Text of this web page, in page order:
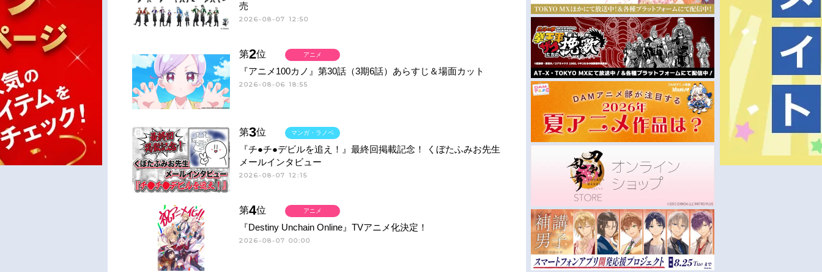
売
2026-08-07 12:50
第2位
『アニメ100カノ』第30話（3期6話）あらすじ＆場面カット
2026-08-06 18:55
アニメ
第3位
『チ●チ●デビルを追え！』最終回掲載記念！ くぼたふみお先生
メールインタビュー
2026-08-07 12:15
マンガ・ラノベ
第4位
『Destiny Unchain Online』TVアニメ化決定！
2026-08-07 00:00
アニメ